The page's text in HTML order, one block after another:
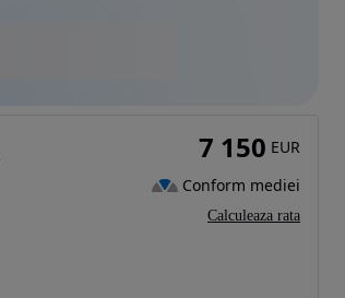
7 150 EUR
Conform mediei
Calculeaza rata